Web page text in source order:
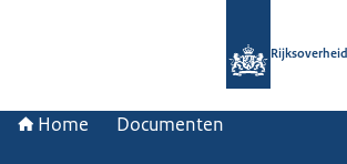
Rijksoverheid
Home Documenten